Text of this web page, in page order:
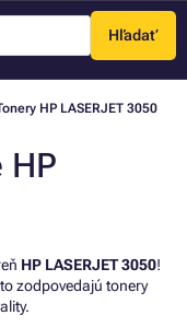
Hľadať
Menu
HP LASERJET 3050
HP
HP LASERJET 3050!
zodpovedajú tonery